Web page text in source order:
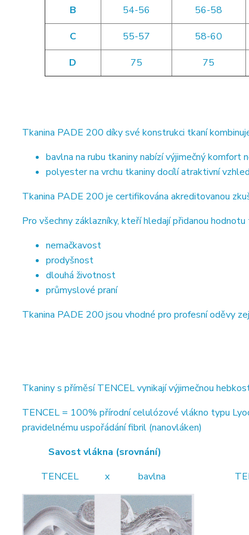
B 54-56 56-58
C
55-57 58-60
D
75 75
Tkanina PADE 200 díky své konstrukci tkaní
bavlna na rubu tkaniny nabízí výjimečný komfort
polyester na vrchu tkaniny docílí atraktivní
Tkanina PADE 200 je certifikována akreditovanou
Pro všechny záklazníky, kteří hledají přidanou hodnotu
nemačkavost
prodyšnost
dlouhá životnost
průmyslové praní
Tkanina PADE 200 jsou vhodné pro profesní oděvy
Tkaniny s příměsí TENCEL vynikají výjimečnou
TENCEL = 100% přírodní celulózové vlákno typu
pravidelnému uspořádání fibril (nanovláken)
Savost vlákna (srovnání) Savost
TENCEL x bavlna